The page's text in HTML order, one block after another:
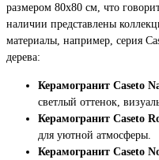
размером 80x80 см, что
наличии представлены
материалы, например, серия
дерева:
Керамогранит Caseto
светлый оттенок,
Керамогранит Caseto
для уютной атмосферы.
Керамогранит Caseto